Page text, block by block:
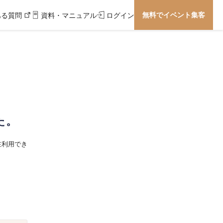
質問 資料・マニュアル ログイン 無料でイベント集客
用でき